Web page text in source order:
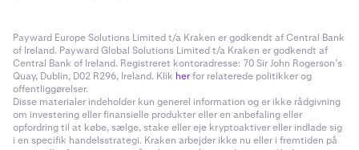
Payward Europe Solutions Limited t/a Kraken er godkendt af Central Bank
of Ireland. Payward Global Solutions Limited t/a Kraken er godkendt af
Central Bank of Ireland. Registreret kontoradresse: 70 Sir John Rogerson’s
Quay, Dublin, D02 R296, Ireland. Klik herfor relaterede politikker og
offentliggørelser.
Disse materialer indeholder kun generel information og er ikke rådgivning
om investering eller finansielle produkter eller en anbefaling eller
opfordring til at købe, sælge, stake eller eje kryptoaktiver eller indlade sig
i en specifik handelsstrategi. Kraken arbejder ikke nu eller i fremtiden på